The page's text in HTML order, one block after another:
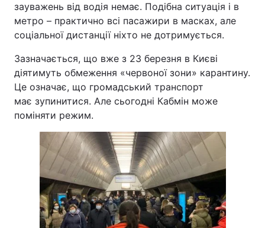
зауважень від водія немає. Подібна ситуація і в
метро – практично всі пасажири в масках, але
соціальної дистанції ніхто не дотримується.
Зазначається, що вже з 23 березня в Києві
діятимуть обмеження «червоної зони» карантину.
Це означає, що громадський транспорт
має зупинитися. Але сьогодні Кабмін може
поміняти режим.